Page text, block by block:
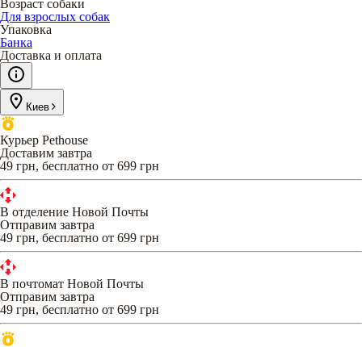
Возраст собаки
Для взрослых собак
Упаковка
Банка
Доставка и оплата
Киев
Курьер Pethouse
Доставим завтра
49 грн, бесплатно от 699 грн
В отделение Новой Почты
Отправим завтра
49 грн, бесплатно от 699 грн
В почтомат Новой Почты
Отправим завтра
49 грн, бесплатно от 699 грн